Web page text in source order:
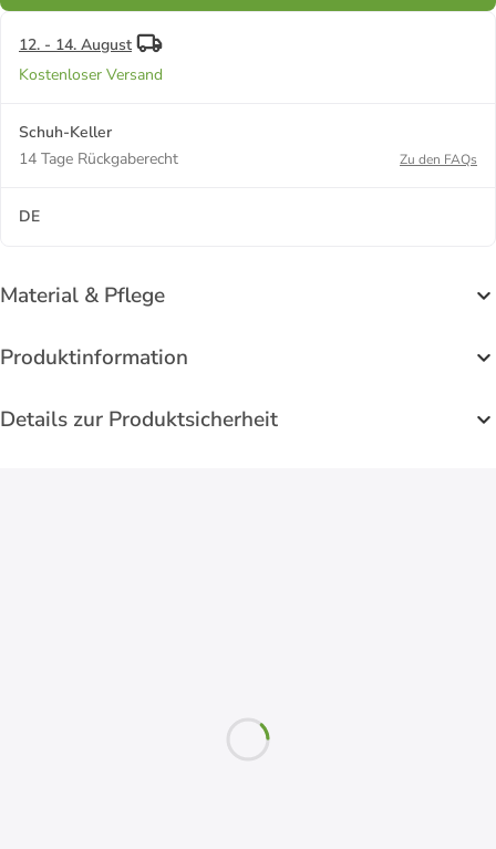
12. - 14. August
Kostenloser Versand
Schuh-Keller
14 Tage Rückgaberecht
Zu den FAQs
DE
Material & Pflege
Produktinformation
Details zur Produktsicherheit